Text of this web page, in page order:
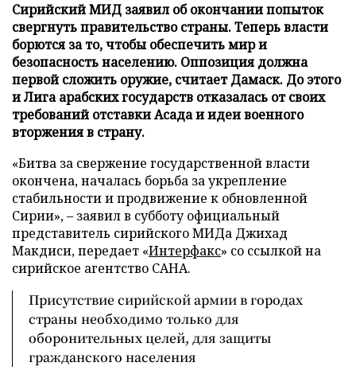
Сирийский МИД заявил об окончании попыток
свергнуть правительство страны. Теперь власти
борются за то, чтобы обеспечить мир и
безопасность населению. Оппозиция должна
первой сложить оружие, считает Дамаск. До этого
и Лига арабских государств отказалась от своих
требований отставки Асада и идеи военного
вторжения в страну.
«Битва за свержение государственной власти
окончена, началась борьба за укрепление
стабильности и продвижение к обновленной
Сирии», – заявил в субботу официальный
представитель сирийского МИДа Джихад
Макдиси, передает «Интерфакс» со ссылкой на
сирийское агентство САНА.
Присутствие сирийской армии в городах
страны необходимо только для
оборонительных целей, для защиты
гражданского населения